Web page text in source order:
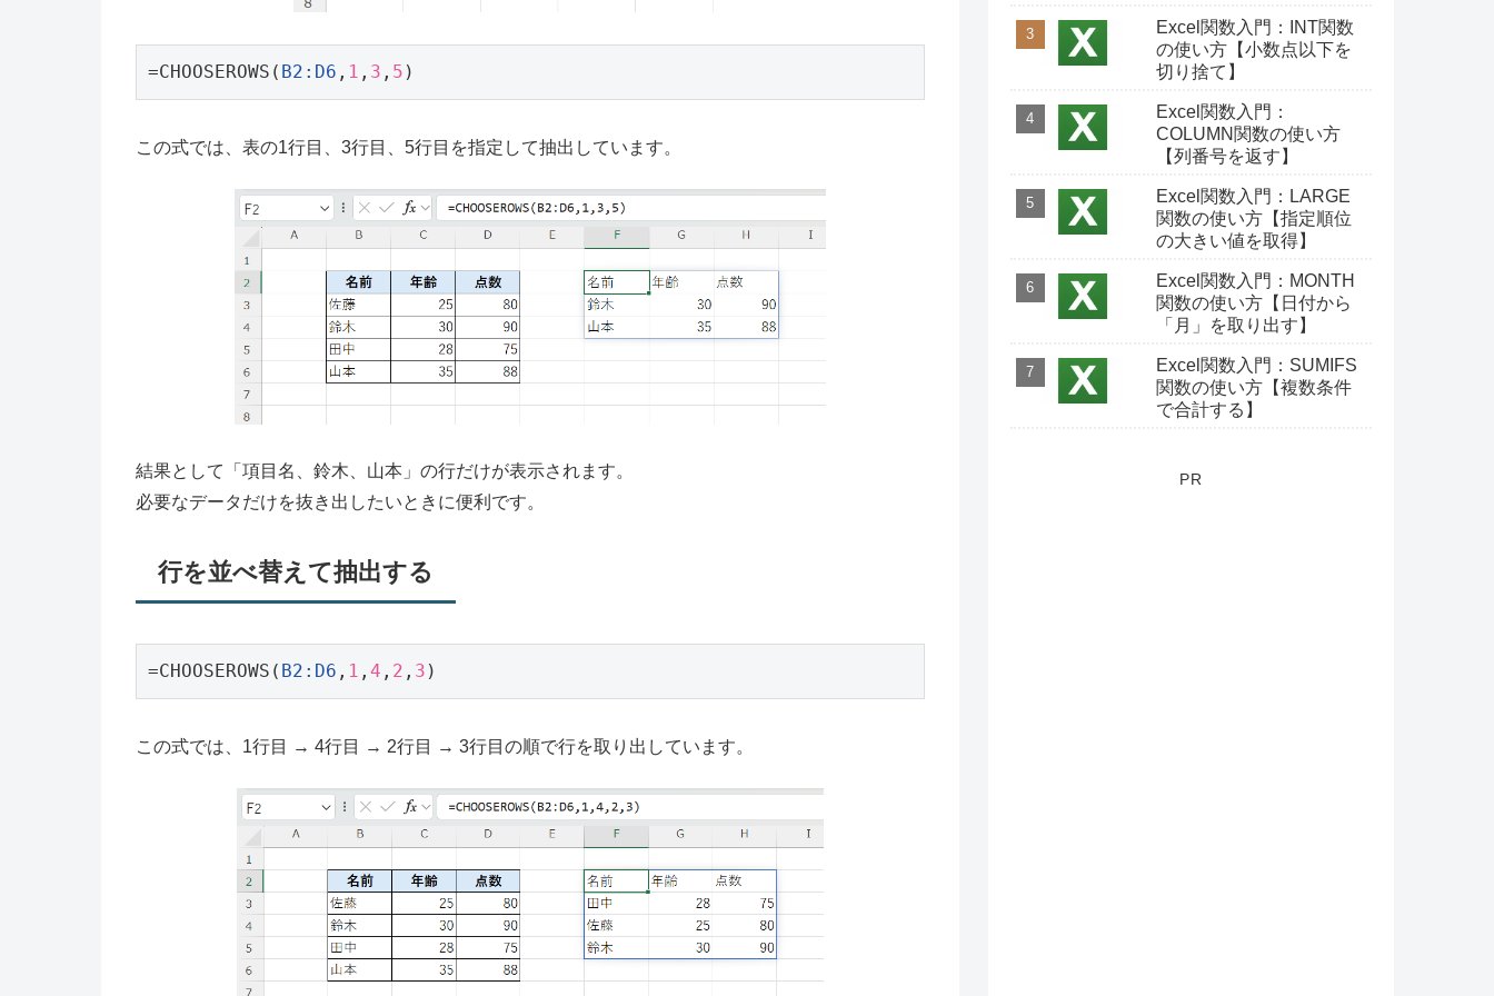
=CHOOSEROWS( B2:D6 , 1 , 3 , 5 )
この式では、表の1行目、3行目、5行目を指定して抽出しています。
結果として「項目名、鈴木、山本」の行だけが表示されます。
必要なデータだけを抜き出したいときに便利です。
行を並べ替えて抽出する
=CHOOSEROWS( B2:D6 , 1 , 4 , 2 , 3 )
この式では、1行目 → 4行目 → 2行目 → 3行目の順で行を取り出しています。
Excel関数入門：INT関数
の使い方【小数点以下を
切り捨て】
Excel関数入門：
COLUMN関数の使い方
【列番号を返す】
Excel関数入門：LARGE
関数の使い方【指定順位
の大きい値を取得】
Excel関数入門：MONTH
関数の使い方【日付から
「月」を取り出す】
Excel関数入門：SUMIFS
関数の使い方【複数条件
で合計する】
PR